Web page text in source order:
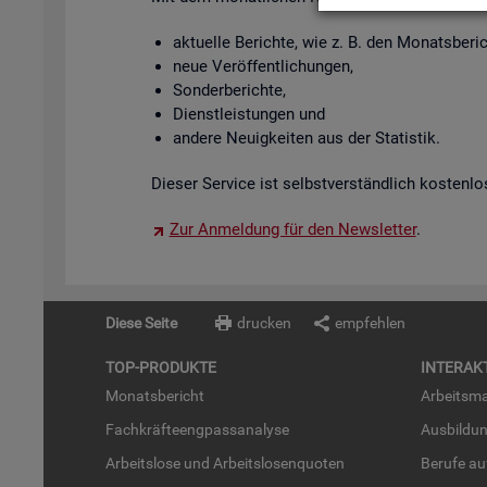
ak­tu­el­le Be­rich­te, wie z. B. den
neue Ver­öf­fent­li­chun­gen,
Son­der­be­rich­te,
Dienst­leis­tun­gen und
an­de­re Neu­ig­kei­ten aus der Sta­tis­tik.
Die­ser Ser­vice ist selbst­ver­ständ­lich
Zur An­mel­dung für den News­let­ter.
Diese Seite drucken empfehlen
TOP-PRO­DUK­TE
Mo­nats­be­richt
Fach­kräf­te­eng­pass­ana­ly­se
Ar­beits­lo­se und Ar­beits­lo­sen­quo­ten
Be­ru­fe